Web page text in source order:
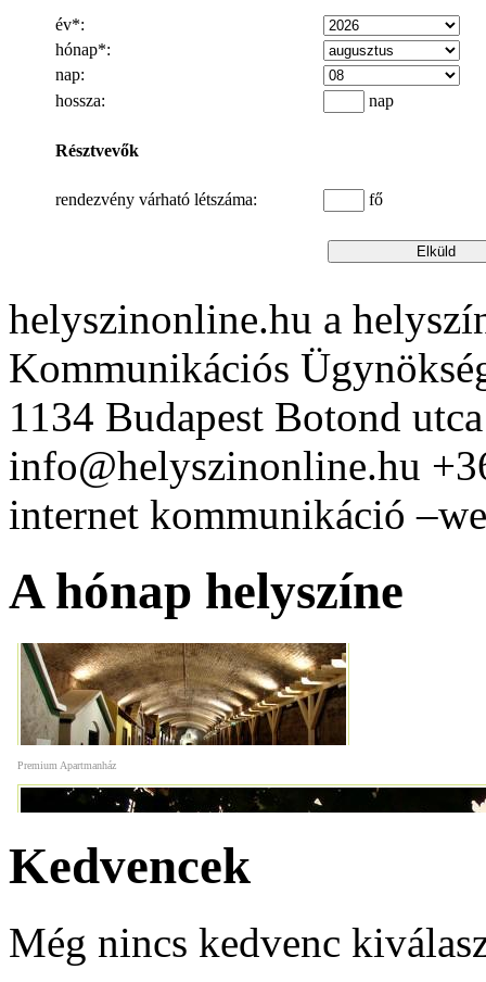
év*:
hónap*:
nap:
hossza:
nap
Résztvevők
rendezvény várható létszáma: fő
helyszinonline.hu a
Kommunikációs
1134 Budapest Botond
info@helyszinonline.hu
internet kommunikáció
A hónap helyszíne
Vasmacska Terasz
Premium Apartmanház
Kedvencek
Még nincs kedvenc